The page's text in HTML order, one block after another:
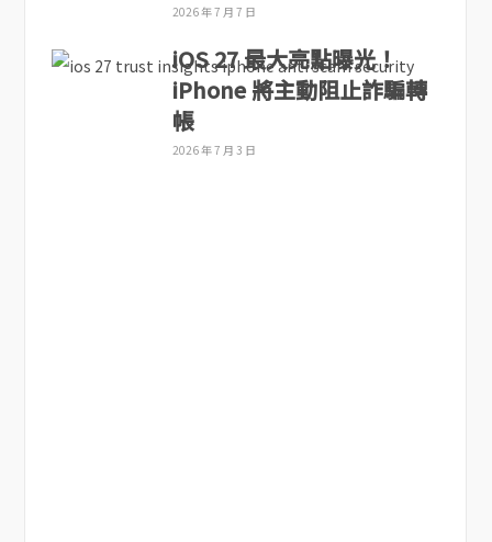
2026 年 7 月 7 日
iOS 27 最大亮點曝光！
iPhone 將主動阻止詐騙轉
帳
2026 年 7 月 3 日